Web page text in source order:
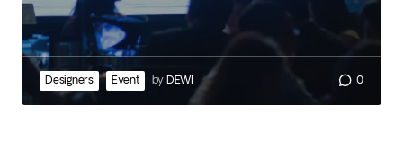
Designers Event by DEWI 0